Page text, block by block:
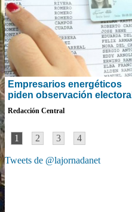
Empresarios energéticos
piden observación electoral
Redacción Central
1 2 3 4
Tweets de @lajornadanet